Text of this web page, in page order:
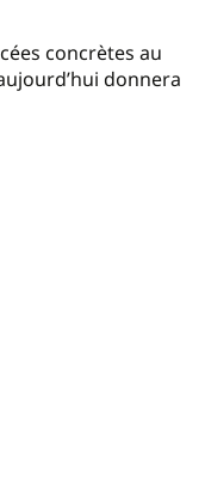
concrètes au
donnera